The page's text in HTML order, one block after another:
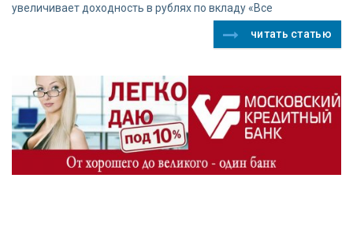
увеличивает доходность в рублях по вкладу «Все
читать статью